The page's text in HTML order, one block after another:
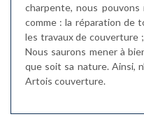
charpente, nous
comme : la réparation de
les travaux de couverture
Nous saurons mener à
que soit sa nature. Ainsi,
Artois couverture.